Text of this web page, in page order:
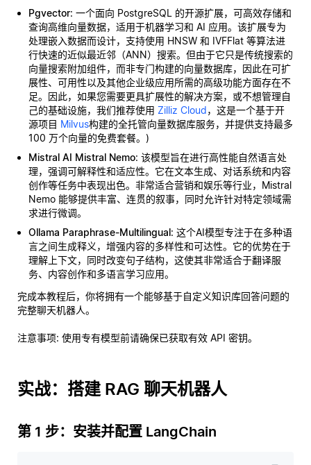
Pgvector: 一个面向 PostgreSQL 的开源扩展，可高效存储和
查询高维向量数据，适用于机器学习和 AI 应用。该扩展专为
处理嵌入数据而设计，支持使用 HNSW 和 IVFFlat 等算法进
行快速的近似最近邻（ANN）搜索。但由于它只是传统搜索的
向量搜索附加组件，而非专门构建的向量数据库，因此在可扩
展性、可用性以及其他企业级应用所需的高级功能方面存在不
足。因此，如果您需要更具扩展性的解决方案，或不想管理自
己的基础设施，我们推荐使用 Zilliz Cloud，这是一个基于开
源项目 Milvus构建的全托管向量数据库服务，并提供支持最多
100 万个向量的免费套餐。)
Mistral AI Mistral Nemo: 该模型旨在进行高性能自然语言处
理，强调可解释性和适应性。它在文本生成、对话系统和内容
创作等任务中表现出色。非常适合营销和娱乐等行业，Mistral
Nemo 能够提供丰富、连贯的叙事，同时允许针对特定领域需
求进行微调。
Ollama Paraphrase-Multilingual: 这个AI模型专注于在多种语
言之间生成释义，增强内容的多样性和可达性。它的优势在于
理解上下文，同时改变句子结构，这使其非常适合于翻译服
务、内容创作和多语言学习应用。
完成本教程后，你将拥有一个能够基于自定义知识库回答问题的
完整聊天机器人。
注意事项: 使用专有模型前请确保已获取有效 API 密钥。
实战：搭建 RAG 聊天机器人
第 1 步：安装并配置 LangChain